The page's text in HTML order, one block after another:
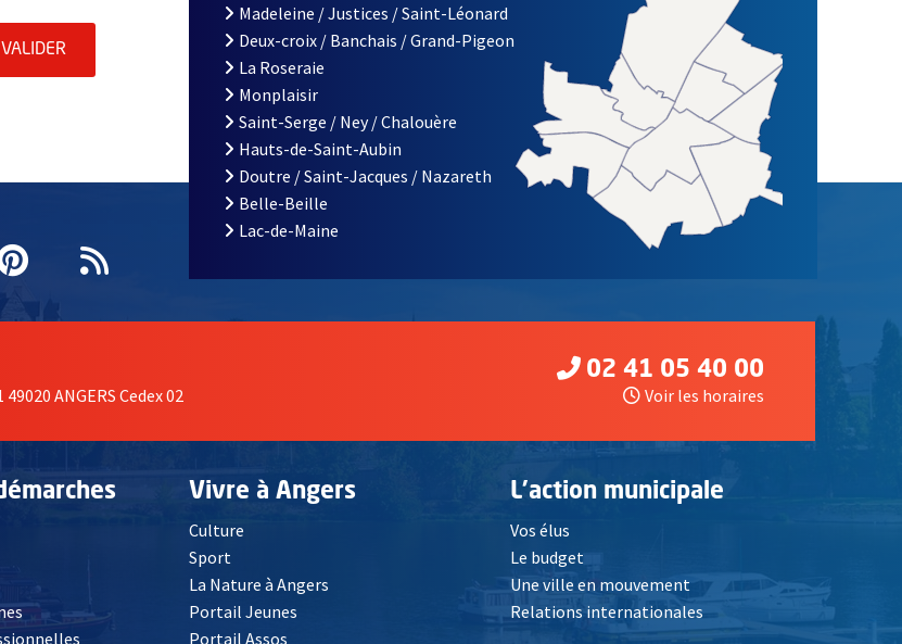
ville d'Angers, indiquez votre email (champ obligatoire)
VALIDER ENVOYER MA DEMANDE D'INSCRIPTION À LA LETTRE D'INFORMATION DES ASSOCIATIONS DE LA VILLE
fenêtre
nouvelle fenêtre
une nouvelle fenêtre
Pinterest
, Ouvre une nouvelle fenêtre
Flux RSS
Madeleine / Justices / Saint-Léonard
Deux-croix / Banchais / Grand-Pigeon
La Roseraie
Monplaisir
Saint-Serge / Ney / Chalouère
Hauts-de-Saint-Aubin
Doutre / Saint-Jacques / Nazareth
Belle-Beille
Lac-de-Maine
ANGERS Cedex 02
02 41 05 40 00
Voir les horaires
une nouvelle fenêtre
Vivre à Angers
Culture
Sport
La Nature à Angers
Portail Jeunes
Portail Assos
L'action municipale
Vos élus
Le budget
Une ville en mouvement
Relations internationales